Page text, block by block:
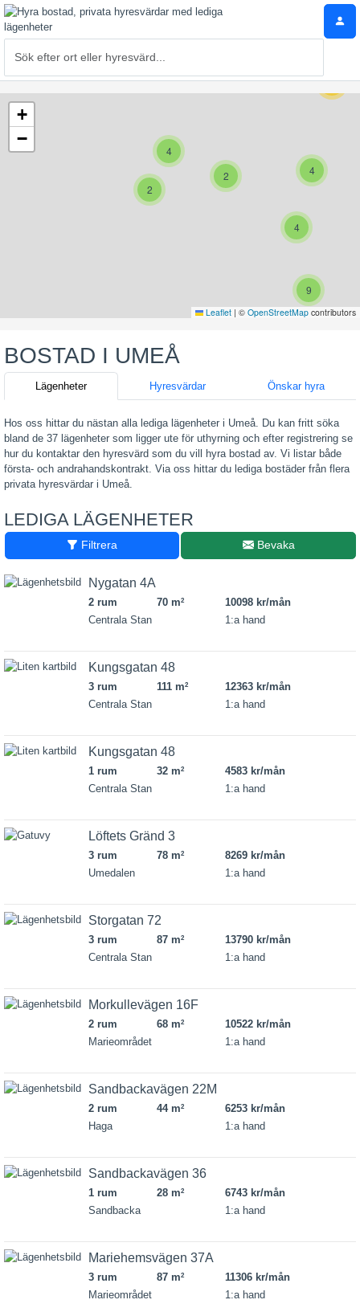
4
2
2
10
4
4
9
+
−
Leaflet | © OpenStreetMap contributors
BOSTAD I UMEÅ
Lägenheter Hyresvärdar Önskar hyra
Hos oss hittar du nästan alla lediga lägenheter i Umeå. Du kan fritt söka
bland de 37 lägenheter som ligger ute för uthyrning och efter registrering se
hur du kontaktar den hyresvärd som du vill hyra bostad av. Vi listar både
första- och andrahandskontrakt. Via oss hittar du lediga bostäder från flera
privata hyresvärdar i Umeå.
LEDIGA LÄGENHETER
Filtrera Bevaka
Nygatan 4A
2 rum 70 m2
10098 kr/mån
Centrala Stan
1:a hand
Kungsgatan 48
3 rum 111 m2
12363 kr/mån
Centrala Stan
1:a hand
Kungsgatan 48
1 rum 32 m2
4583 kr/mån
Centrala Stan
1:a hand
Löftets Gränd 3
3 rum 78 m2
8269 kr/mån
Umedalen
1:a hand
Storgatan 72
3 rum 87 m2
13790 kr/mån
Centrala Stan
1:a hand
Morkullevägen 16F
2 rum 68 m2
10522 kr/mån
Marieområdet
1:a hand
Sandbackavägen 22M
2 rum 44 m2
6253 kr/mån
Haga
1:a hand
Sandbackavägen 36
1 rum 28 m2
6743 kr/mån
Sandbacka
1:a hand
Mariehemsvägen 37A
3 rum 87 m2
11306 kr/mån
Marieområdet
1:a hand